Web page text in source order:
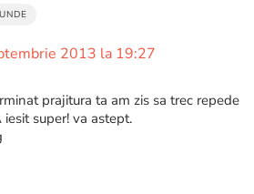
2013 la 19:27
prajitura ta am zis sa trec repede
iesit super! va astept.